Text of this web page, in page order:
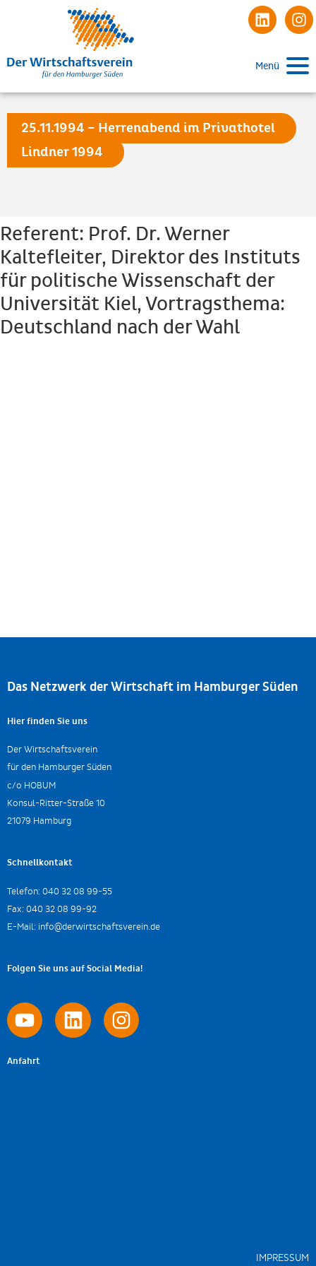
Menü
25.11.1994 – Herrenabend im Privathotel
Lindner 1994
Referent: Prof. Dr. Werner
Kaltefleiter, Direktor des Instituts
für politische Wissenschaft der
Universität Kiel, Vortragsthema:
Deutschland nach der Wahl
Das Netzwerk der Wirtschaft im Hamburger Süden
Hier finden Sie uns
Der Wirtschaftsverein
für den Hamburger Süden
c/o HOBUM
Konsul-Ritter-Straße 10
21079 Hamburg
Schnellkontakt
Telefon: 040 32 08 99-55
Fax: 040 32 08 99-92
E-Mail: info@derwirtschaftsverein.de
Folgen Sie uns auf Social Media!
Anfahrt
IMPRESSUM